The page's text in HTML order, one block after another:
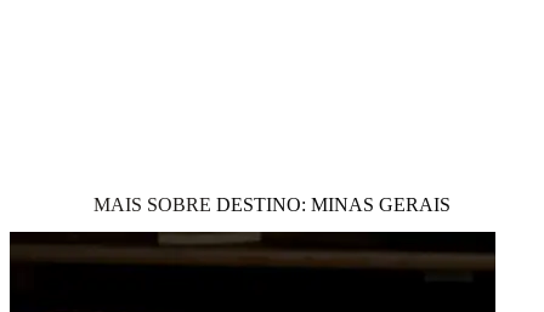
MAIS SOBRE DESTINO: MINAS GERAIS